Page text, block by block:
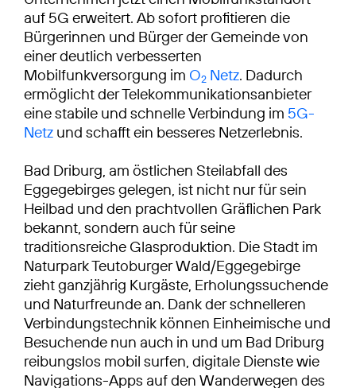
auf 5G erweitert. Ab sofort profitieren die
Bürgerinnen und Bürger der Gemeinde von
einer deutlich verbesserten
Mobilfunkversorgung im O2 Netz. Dadurch
ermöglicht der Telekommunikationsanbieter
eine stabile und schnelle Verbindung im 5G-
Netz und schafft ein besseres Netzerlebnis.
Bad Driburg, am östlichen Steilabfall des
Eggegebirges gelegen, ist nicht nur für sein
Heilbad und den prachtvollen Gräflichen Park
bekannt, sondern auch für seine
traditionsreiche Glasproduktion. Die Stadt im
Naturpark Teutoburger Wald/Eggegebirge
zieht ganzjährig Kurgäste, Erholungssuchende
und Naturfreunde an. Dank der schnelleren
Verbindungstechnik können Einheimische und
Besuchende nun auch in und um Bad Driburg
reibungslos mobil surfen, digitale Dienste wie
Navigations-Apps auf den Wanderwegen des